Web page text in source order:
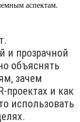
аспектам.
и прозрачной
объяснять
зачем
проектах и как
использовать